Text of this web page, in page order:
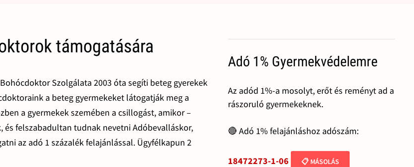
támogatására
Szolgálata 2003 óta segíti beteg gyerekek
a beteg gyermekeket látogatják meg a
a gyermekek szemében a csillogást, amikor –
és felszabadultan tudnak nevetni Adóbevalláskor,
az adó 1 százalék felajánlással. Ügyfélkapun 2
Adó 1% Gyermekvédelemre
Az adód 1%-a mosolyt, erőt és reményt ad a
rászoruló gyermekeknek.
🔴 Adó 1% felajánláshoz adószám:
18472273-1-06 📋 MÁSOLÁS